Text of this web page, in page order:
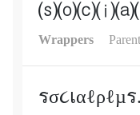
Wrappers
รσ૮เαℓρℓµร